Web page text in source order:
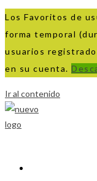
Los Favoritos de
forma temporal
usuarios
en su cuenta.
Ir al contenido